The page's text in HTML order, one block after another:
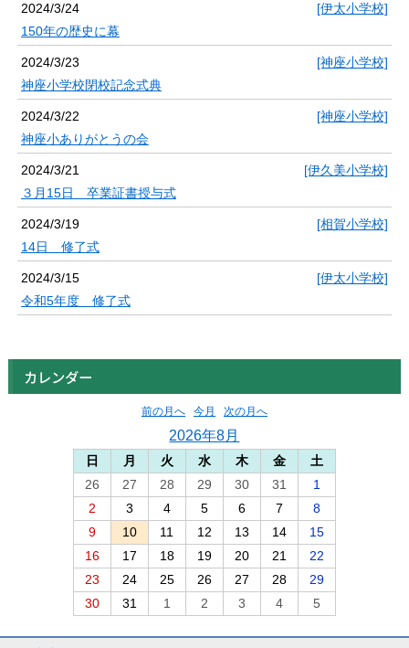
2024/3/24
[伊太小学校]
150年の歴史に幕
2024/3/23
[神座小学校]
神座小学校閉校記念式典
2024/3/22
[神座小学校]
神座小ありがとうの会
2024/3/21
[伊久美小学校]
３月15日 卒業証書授与式
2024/3/19
[相賀小学校]
14日 修了式
2024/3/15
[伊太小学校]
令和5年度 修了式
カレンダー
前の月へ 今月 次の月へ
2026年8月
日 月 火 水 木 金
土
26
27 28 29 30 31
1
2
3 4 5 6 7
8
9
10 11 12 13 14
15
16
17 18 19 20 21
22
23
24 25 26 27 28
29
30
31 1 2 3 4 5